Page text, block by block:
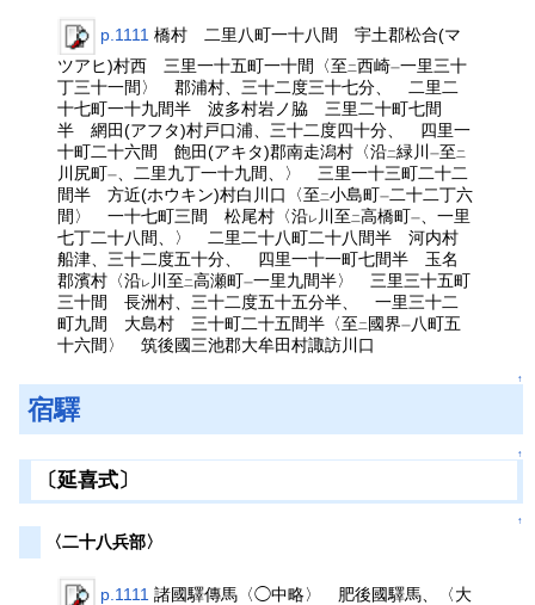
p.1111 橋村 二里八町一十八間 宇土郡松合(マ
ツアヒ)村西 三里一十五町一十間〈至二西崎一一里三十
丁三十一間〉 郡浦村、三十二度三十七分、 二里二
十七町一十九間半 波多村岩ノ脇 三里二十町七間
半 網田(アフタ)村戸口浦、三十二度四十分、 四里一
十町二十六間 飽田(アキタ)郡南走潟村〈沿二緑川一至二
川尻町一
、二里九丁一十九間、〉 三里一十三町二十二
間半 方近(ホウキン)村白川口〈至二小島町一 二十二丁六
間〉 一十七町三間 松尾村〈沿レ 川至二高橋町一
、一里
七丁二十八間、〉 二里二十八町二十八間半 河内村
船津、三十二度五十分、 四里一十一町七間半 玉名
郡濱村〈沿レ 川至二高瀬町一一里九間半〉 三里三十五町
三十間 長洲村、三十二度五十五分半、 一里三十二
町九間 大島村 三十町二十五間半〈至二國界一 八町五
十六間〉 筑後國三池郡大牟田村諏訪川口
↑
宿驛
↑
〔延喜式〕
↑
〈二十八兵部〉
p.1111 諸國驛傳馬〈◯中略〉 肥後國驛馬、〈大